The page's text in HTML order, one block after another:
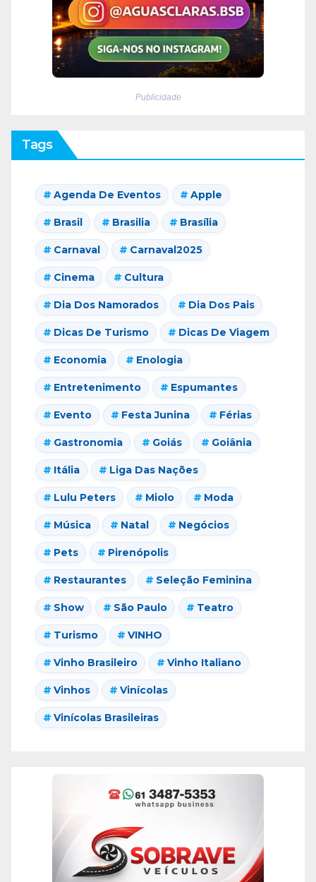
Publicidade
Tags
Agenda De Eventos Apple
Brasil Brasilia Brasília
Carnaval Carnaval2025
Cinema Cultura
Dia Dos Namorados Dia Dos Pais
Dicas De Turismo Dicas De Viagem
Economia Enologia
Entretenimento Espumantes
Evento Festa Junina Férias
Gastronomia Goiás Goiânia
Itália Liga Das Nações
Lulu Peters Miolo Moda
Música Natal Negócios
Pets Pirenópolis
Restaurantes Seleção Feminina
Show São Paulo Teatro
Turismo VINHO
Vinho Brasileiro Vinho Italiano
Vinhos Vinícolas
Vinícolas Brasileiras